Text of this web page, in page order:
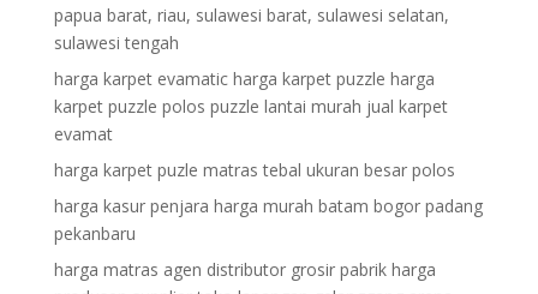
papua barat, riau, sulawesi barat, sulawesi selatan,
sulawesi tengah
harga karpet evamatic harga karpet puzzle harga
karpet puzzle polos puzzle lantai murah jual karpet
evamat
harga karpet puzle matras tebal ukuran besar polos
harga kasur penjara harga murah batam bogor padang
pekanbaru
harga matras agen distributor grosir pabrik harga